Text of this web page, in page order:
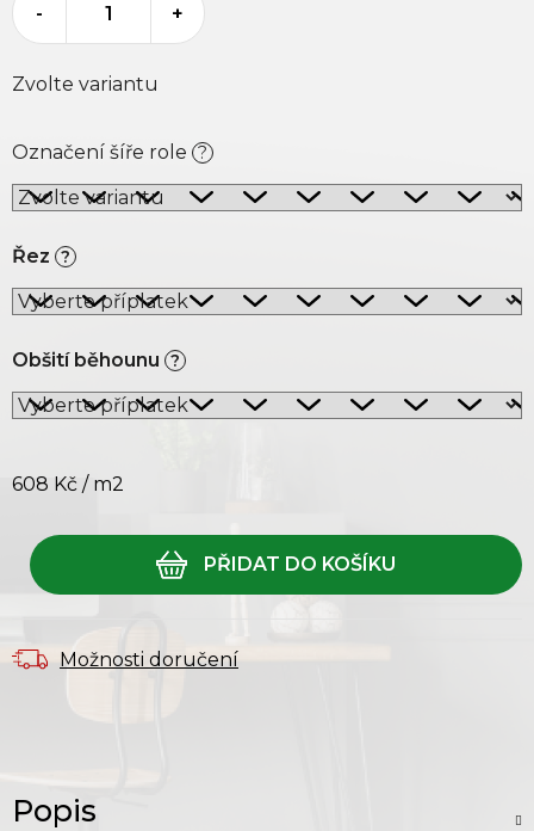
Označení šíře role ?
Řez ?
Obšití běhounu ?
608 Kč / m2
Zvolte variantu
Možnosti doručení
- +
Popis